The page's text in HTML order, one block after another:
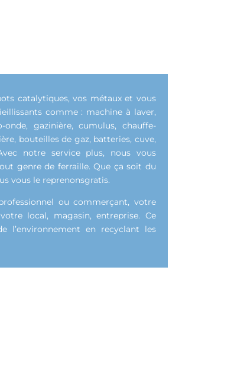
catalytiques, vos métaux et vous
comme : machine à laver,
onde, gazinière, cumulus, chauffe-
bouteilles de gaz, batteries, cuve,
notre service plus, nous vous
genre de ferraille. Que ça soit du
vous le reprenonsgratis.
ou commerçant, votre
local, magasin, entreprise. Ce
l’environnement en recyclant les